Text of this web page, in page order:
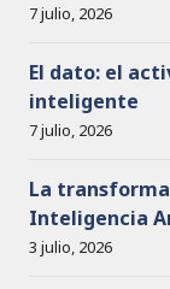
7 julio, 2026
El dato: el
inteligente
7 julio, 2026
La
Inteligencia
3 julio, 2026